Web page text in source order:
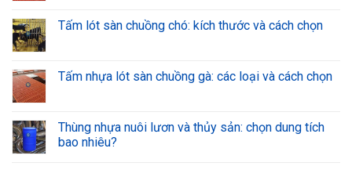
Tấm lót sàn chuồng chó: kích thước và cách chọn
Tấm nhựa lót sàn chuồng gà: các loại và cách chọn
Thùng nhựa nuôi lươn và thủy sản: chọn dung tích
bao nhiêu?